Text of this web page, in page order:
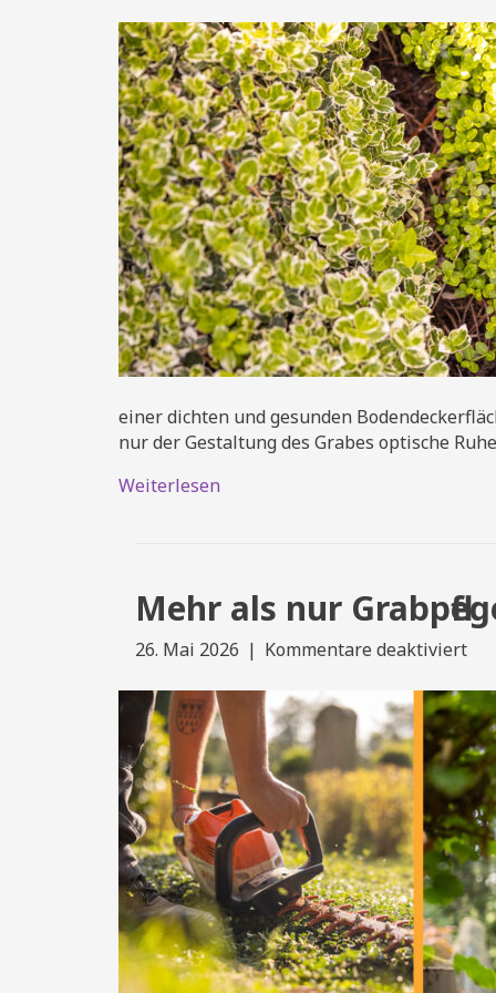
für
das
einer dichten und gesunden
nur der Gestaltung des Grabes optische
Weiterlesen
Mehr als nur
26. Mai 2026 | Kommentare deaktiviertfür
als
nur